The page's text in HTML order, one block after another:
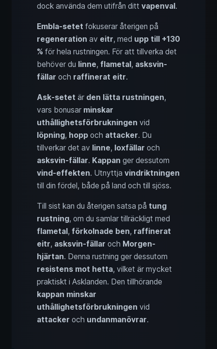
dock använda dem utifrån ditt vapenval .
Embla-setet fokuserar återigen på
regeneration av eitr, med upp till +130
% för hela rustningen. För att tillverka det
behöver du linne, flametal , asksvin-
fällar och raffinerat eitr.
Ask-setet är den lätta rustningen,
vars bonusar minskar
uthållighetsförbrukningen vid
löpning, hopp och attacker. Du
tillverkar det av linne, loxfällar och
asksvin-fällar. Kappan ger dessutom
vind-effekten. Utnyttja vindriktningen
till din fördel, både på land och till sjöss.
Till sist kan du återigen satsa på tung
rustning, om du samlar tillräckligt med
flametal , förkolnade ben, raffinerat
eitr, asksvin-fällar och Morgen-
hjärtan. Denna rustning ger dessutom
resistens mot hetta, vilket är mycket
praktiskt i Asklanden. Den tillhörande
kappan minskar
uthållighetsförbrukningen vid
attacker och undanmanövrar.